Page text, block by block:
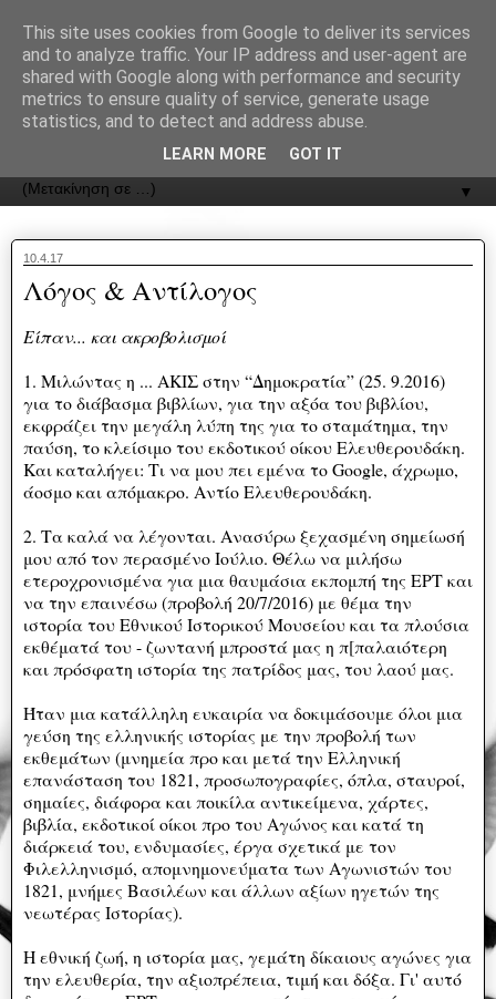
ΟΔΟΣ
▼
10.4.17
Λόγος & Αντίλογος
Είπαν... και ακροβολισμοί
1. Μιλώντας η ... ΑΚΙΣ στην “Δημοκρατία” (25. 9.2016)
για το διάβασμα βιβλίων, για την αξόα του βιβλίου,
εκφράζει την μεγάλη λύπη της για το σταμάτημα, την
παύση, το κλείσιμο του εκδοτικού οίκου Ελευθερουδάκη.
Και καταλήγει: Τι να μου πει εμένα το Google, άχρωμο,
άοσμο και απόμακρο. Αντίο Ελευθερουδάκη.
2. Τα καλά να λέγονται. Ανασύρω ξεχασμένη σημείωσή
μου από τον περασμένο Ιούλιο. Θέλω να μιλήσω
ετεροχρονισμένα για μια θαυμάσια εκπομπή της ΕΡΤ και
να την επαινέσω (προβολή 20/7/2016) με θέμα την
ιστορία του Εθνικού Ιστορικού Μουσείου και τα πλούσια
εκθέματά του - ζωντανή μπροστά μας η π[παλαιότερη
και πρόσφατη ιστορία της πατρίδος μας, του λαού μας.
Ήταν μια κατάλληλη ευκαιρία να δοκιμάσουμε όλοι μια
γεύση της ελληνικής ιστορίας με την προβολή των
εκθεμάτων (μνημεία προ και μετά την Ελληνική
επανάσταση του 1821, προσωπογραφίες, όπλα, σταυροί,
σημαίες, διάφορα και ποικίλα αντικείμενα, χάρτες,
βιβλία, εκδοτικοί οίκοι προ του Αγώνος και κατά τη
διάρκειά του, ενδυμασίες, έργα σχετικά με τον
Φιλελληνισμό, απομνημονεύματα των Αγωνιστών του
1821, μνήμες Βασιλέων και άλλων αξίων ηγετών της
νεωτέρας Ιστορίας).
Η εθνική ζωή, η ιστορία μας, γεμάτη δίκαιους αγώνες για
την ελευθερία, την αξιοπρέπεια, τιμή και δόξα. Γι' αυτό
This site uses cookies from Google to deliver its services
and to analyze traffic. Your IP address and user-agent are
shared with Google along with performance and security
metrics to ensure quality of service, generate usage
statistics, and to detect and address abuse.
LEARN MORE GOT IT